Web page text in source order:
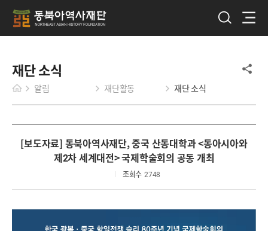
재단 소식
알림 재단활동 재단 소식
[보도자료] 동북아역사재단, 중국 산동대학과 <동아시아와
제2차 세계대전> 국제학술회의 공동 개최
조회수 2748